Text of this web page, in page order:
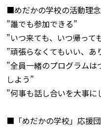
■めだかの学校の活動理念
”誰でも参加できる”
”いつ来ても、いつ帰って
”頑張らなくてもいい、あ
”全員一緒のプログラム
しよう”
”何事も話し合いを大事に
■「めだかの学校」応援団